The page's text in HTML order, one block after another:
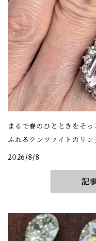
まるで春のひとときをそ
ふれるクンツァイトのリン
2026/8/8
記